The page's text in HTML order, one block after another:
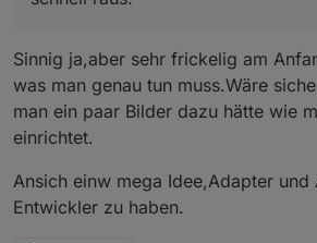
Hier noch ein paar Bilder,
besser was drunter
Sinnig ja,aber sehr frickelig am
was man genau tun muss.Wäre
man ein paar Bilder dazu hätte wie
einrichtet.
Ansich einw mega Idee,Adapter
Entwickler zu haben.